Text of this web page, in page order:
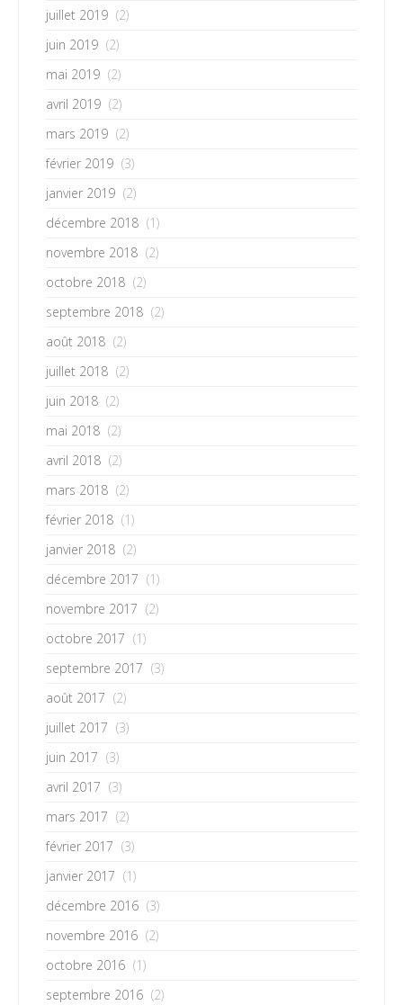
juillet 2019 (2)
juin 2019 (2)
mai 2019 (2)
avril 2019 (2)
mars 2019 (2)
février 2019 (3)
janvier 2019 (2)
décembre 2018 (1)
novembre 2018 (2)
octobre 2018 (2)
septembre 2018 (2)
août 2018 (2)
juillet 2018 (2)
juin 2018 (2)
mai 2018 (2)
avril 2018 (2)
mars 2018 (2)
février 2018 (1)
janvier 2018 (2)
décembre 2017 (1)
novembre 2017 (2)
octobre 2017 (1)
septembre 2017 (3)
août 2017 (2)
juillet 2017 (3)
juin 2017 (3)
avril 2017 (3)
mars 2017 (2)
février 2017 (3)
janvier 2017 (1)
décembre 2016 (3)
novembre 2016 (2)
octobre 2016 (1)
septembre 2016 (2)